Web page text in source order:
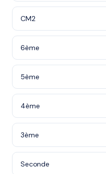
CM2
6ème
5ème
4ème
3ème
Seconde